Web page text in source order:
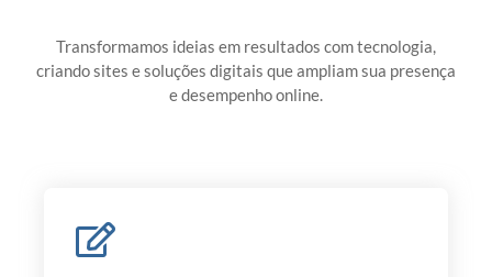
Transformamos ideias em resultados com tecnologia,
criando sites e soluções digitais que ampliam sua presença
e desempenho online.